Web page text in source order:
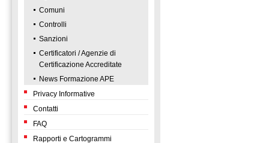
Comuni
Controlli
Sanzioni
Certificatori / Agenzie di
Certificazione Accreditate
News Formazione APE
Privacy Informative
Contatti
FAQ
Rapporti e Cartogrammi